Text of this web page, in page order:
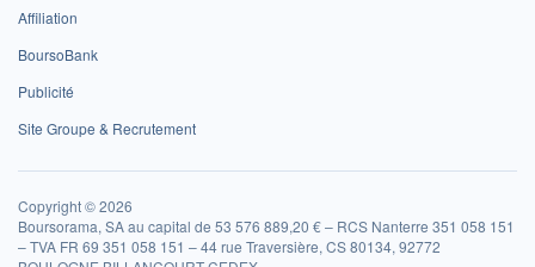
Affiliation
BoursoBank
Publicité
Site Groupe & Recrutement
Copyright © 2026
Boursorama, SA au capital de 53 576 889,20 € – RCS Nanterre 351 058 151
– TVA FR 69 351 058 151 – 44 rue Traversière, CS 80134, 92772